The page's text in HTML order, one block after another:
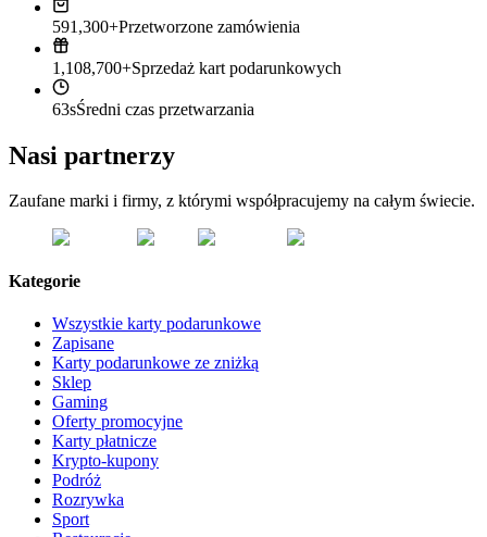
591,300+Przetworzone zamówienia
1,108,700+Sprzedaż kart podarunkowych
63sŚredni czas przetwarzania
Nasi partnerzy
Zaufane marki i firmy, z którymi współpracujemy na całym świecie.
Kategorie
Wszystkie karty podarunkowe
Zapisane
Karty podarunkowe ze zniżką
Sklep
Gaming
Oferty promocyjne
Karty płatnicze
Krypto-kupony
Podróż
Rozrywka
Sport